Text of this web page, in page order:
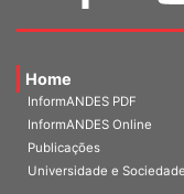
Home
InformANDES PDF
InformANDES Online
Publicações
Universidade e Sociedade